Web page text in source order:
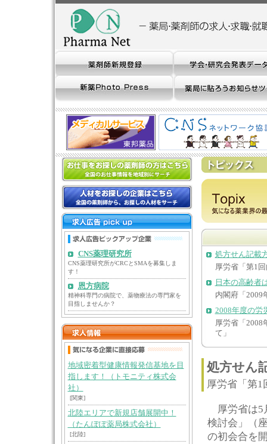
CNS薬理研究所
CNS薬理研究所がCRCとSMAを募集しま
す！
恩方病院
精神科専門の病院で、薬物療法の専門家を
目指しませんか？
地域密着型健康情報発信基地を目
指します！（トモニティ株式会
社）
[関東]
北陸エリアで新規店舗展開中！
（たんぽぽ薬局株式会社）
[北陸]
処方せん記載
厚労省「第1
日本の高齢者
内閣府「2009
2008年度の労
厚労省「2008
て」
処方せん
厚労省「第1
厚労省は5
検討会」（
の初会合を